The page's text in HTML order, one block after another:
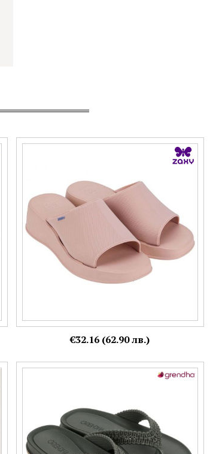
гумирано ходило в розово 18630al091
35-36
€32.16 (62.90 лв.)
GRENDHA дамски джапанки в модерен зелен
Още цветове: